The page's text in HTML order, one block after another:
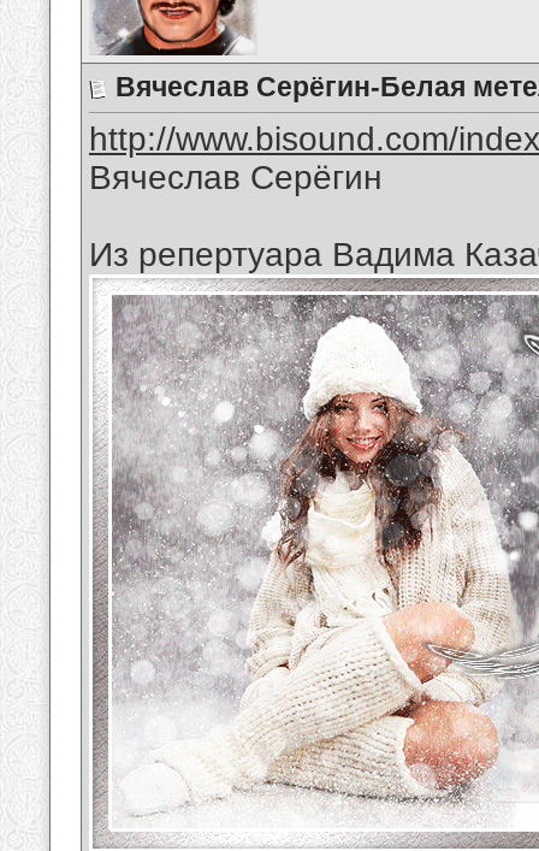
Вячеслав Серёгин-Белая
http://www.bisound.com/
Вячеслав Серёгин
Из репертуара Вадима